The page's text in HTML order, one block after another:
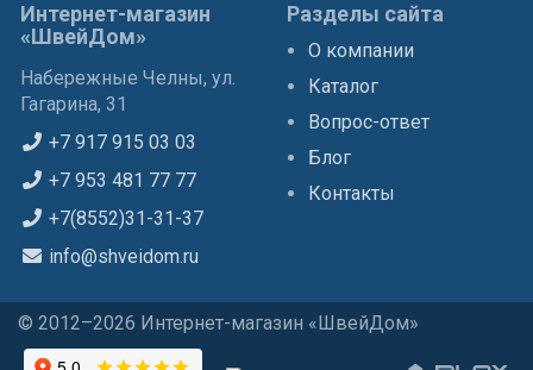
Интернет-магазин
«ШвейДом»
Набережные Челны, ул.
Гагарина, 31
+7 917 915 03 03
+7 953 481 77 77
+7(8552)31-31-37
info@shveidom.ru
Разделы сайта
О компании
Каталог
Вопрос-ответ
Блог
Контакты
© 2012–2026 Интернет-магазин «ШвейДом»